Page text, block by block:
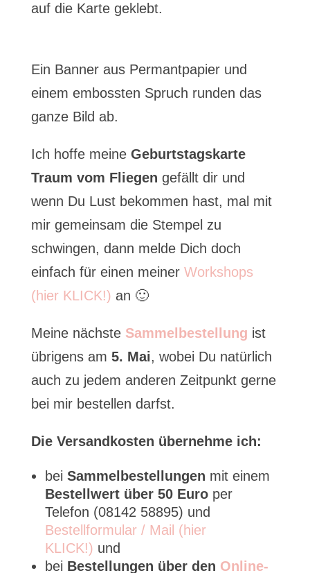
auf die Karte geklebt.
Ein Banner aus Permantpapier und
einem embossten Spruch runden das
ganze Bild ab.
Ich hoffe meine Geburtstagskarte
Traum vom Fliegen gefällt dir und
wenn Du Lust bekommen hast, mal mit
mir gemeinsam die Stempel zu
schwingen, dann melde Dich doch
einfach für einen meiner Workshops
(hier KLICK!) an 🙂
Meine nächste Sammelbestellung ist
übrigens am 5. Mai, wobei Du natürlich
auch zu jedem anderen Zeitpunkt gerne
bei mir bestellen darfst.
Die Versandkosten übernehme ich:
bei Sammelbestellungen mit einem
Bestellwert über 50 Euro per
Telefon (08142 58895) und
Bestellformular / Mail (hier
KLICK!) und
bei Bestellungen über den Online-